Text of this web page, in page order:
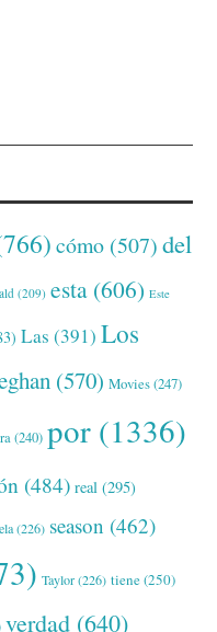
cómo (507) del
(209) esta (606) Este
Las (391) Los
(570) Movies(247)
(240) por (1336)
(484) real (295)
(226) season (462)
Taylor(226) tiene(250)
verdad (640)